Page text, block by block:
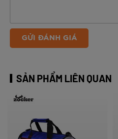
GỬI ĐÁNH GIÁ
SẢN PHẨM LIÊN QUAN